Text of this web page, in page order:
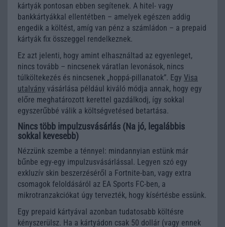
kártyák pontosan ebben segítenek. A hitel- vagy
bankkártyákkal ellentétben – amelyek egészen addig
engedik a költést, amíg van pénz a számládon – a prepaid
kártyák fix összeggel rendelkeznek.
Ez azt jelenti, hogy amint elhasználtad az egyenleget,
nincs tovább – nincsenek váratlan levonások, nincs
túlköltekezés és nincsenek „hoppá-pillanatok”. Egy Visa
utalvány vásárlása például kiváló módja annak, hogy egy
előre meghatározott kerettel gazdálkodj, így sokkal
egyszerűbbé válik a költségvetésed betartása.
Nincs több impulzusvásárlás (Na jó, legalábbis
sokkal kevesebb)
Nézzünk szembe a ténnyel: mindannyian estünk már
bűnbe egy-egy impulzusvásárlással. Legyen szó egy
exkluzív skin beszerzéséről a Fortnite-ban, vagy extra
csomagok feloldásáról az EA Sports FC-ben, a
mikrotranzakciókat úgy tervezték, hogy kísértésbe essünk.
Egy prepaid kártyával azonban tudatosabb költésre
kényszerülsz. Ha a kártyádon csak 50 dollár (vagy ennek